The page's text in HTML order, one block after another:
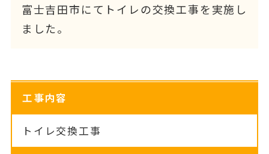
富士吉田市にてトイレの交換工事を実施し
ました。
工事内容
トイレ交換工事